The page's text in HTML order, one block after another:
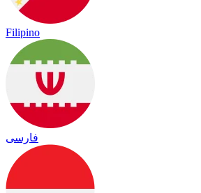
Filipino
فارسی